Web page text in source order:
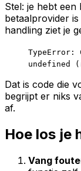
Stel: je hebt
betaalprovider
handling ziet je
TypeError:
undefined
Dat is code die
begrijpt er niks
af.
Hoe los je
Vang